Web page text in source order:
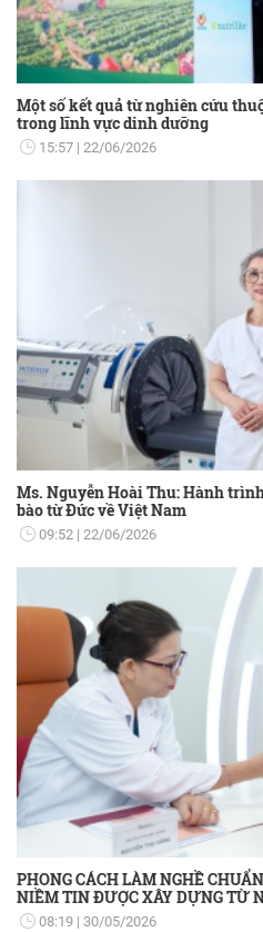
Một số kết quả từ nghiên cứu
trong lĩnh vực dinh dưỡng
15:57 22/06/2026
Ms. Nguyễn Hoài Thu: Hành
bào từ Đức về Việt Nam
09:52 22/06/2026
PHONG CÁCH LÀM NGHỀ
NIỀM TIN ĐƯỢC XÂY DỰNG TỪ
08:19 30/05/2026